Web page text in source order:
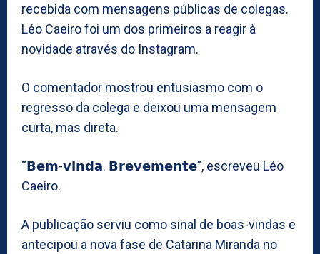
recebida com mensagens públicas de colegas.
Léo Caeiro foi um dos primeiros a reagir à
novidade através do Instagram.
O comentador mostrou entusiasmo com o
regresso da colega e deixou uma mensagem
curta, mas direta.
“𝗕𝗲𝗺-𝘃𝗶𝗻𝗱𝗮. 𝗕𝗿𝗲𝘃𝗲𝗺𝗲𝗻𝘁𝗲”, escreveu Léo
Caeiro.
A publicação serviu como sinal de boas-vindas e
antecipou a nova fase de Catarina Miranda no